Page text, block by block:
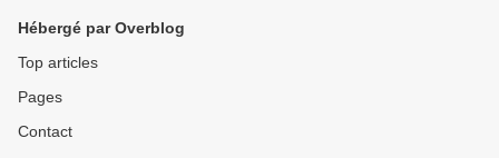
Hébergé par Overblog
Top articles
Pages
Contact